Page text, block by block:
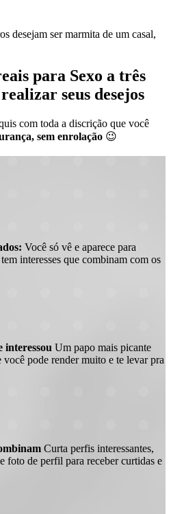
desejam ser marmita de um casal,
para Sexo a três
seus desejos
com toda a discrição que você
sem enrolação 😉
Você só vê e aparece para
interesses que combinam com os
interessou Um papo mais picante
pode render muito e te levar pra
Curta perfis interessantes,
foto de perfil para receber curtidas e